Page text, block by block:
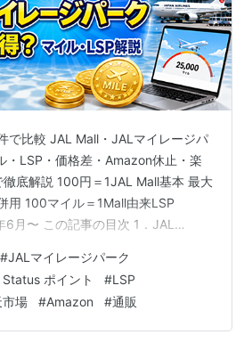
で比較 JAL Mall・JALマイレージパ
・LSP・価格差・Amazon休止・楽
底解説 100円＝1JAL Mall基本 最大
用 100マイル＝1Mall由来LSP
月〜 この記事の目次 1．JAL
ジパークとは？ 4．JAL MallとJAL
い 5．JAL Mallで何マイル貯ま
LSP貯まる？ 7．JALカード決済分
られ…
#JALマイレージパーク
ポイント #LSP
市場 #Amazon #通販